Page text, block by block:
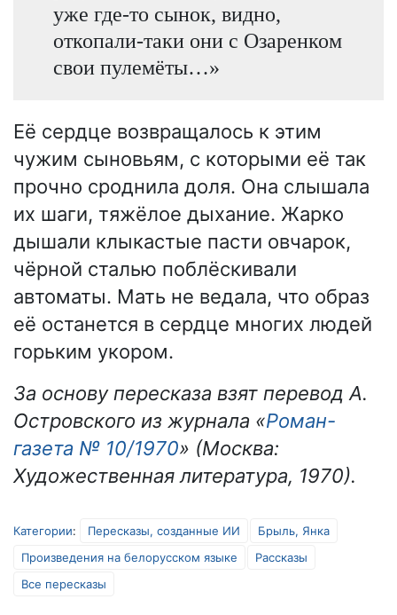
уже где-то сынок, видно,
откопали-таки они с Озаренком
свои пулемёты…»
Её сердце возвращалось к этим
чужим сыновьям, с которыми её так
прочно сроднила доля. Она слышала
их шаги, тяжёлое дыхание. Жарко
дышали клыкастые пасти овчарок,
чёрной сталью поблёскивали
автоматы. Мать не ведала, что образ
её останется в сердце многих людей
горьким укором.
За основу пересказа взят перевод А.
Островского из журнала «Роман-
газета № 10/1970» (Москва:
Художественная литература, 1970).
Категории: Пересказы, созданные ИИ
Брыль, Янка
Произведения на белорусском языке
Рассказы
Все пересказы